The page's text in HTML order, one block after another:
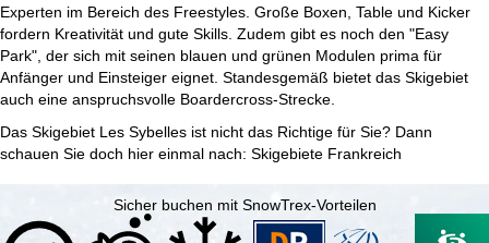
Experten im Bereich des Freestyles. Große Boxen, Table und Kicker
fordern Kreativität und gute Skills. Zudem gibt es noch den "Easy
Park", der sich mit seinen blauen und grünen Modulen prima für
Anfänger und Einsteiger eignet. Standesgemäß bietet das Skigebiet
auch eine anspruchsvolle Boardercross-Strecke.
Das Skigebiet Les Sybelles ist nicht das Richtige für Sie? Dann
schauen Sie doch hier einmal nach: Skigebiete Frankreich
Sicher buchen mit SnowTrex-Vorteilen